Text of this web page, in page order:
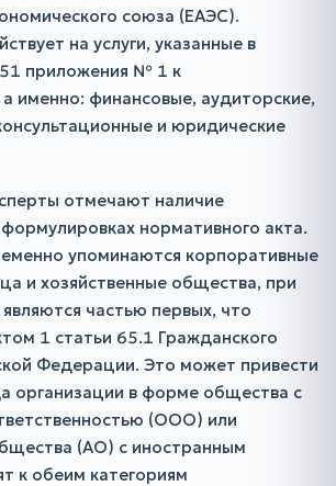
союза (ЕАЭС).
на услуги, указанные в
приложения № 1 к
именно: финансовые, аудиторские,
и юридические
отмечают наличие
нормативного акта.
упоминаются корпоративные
и хозяйственные общества, при
частью первых, что
1 статьи 65.1 Гражданского
Федерации. Это может привести
организации в форме общества с
(ООО) или
(АО) с иностранным
к обеим категориям